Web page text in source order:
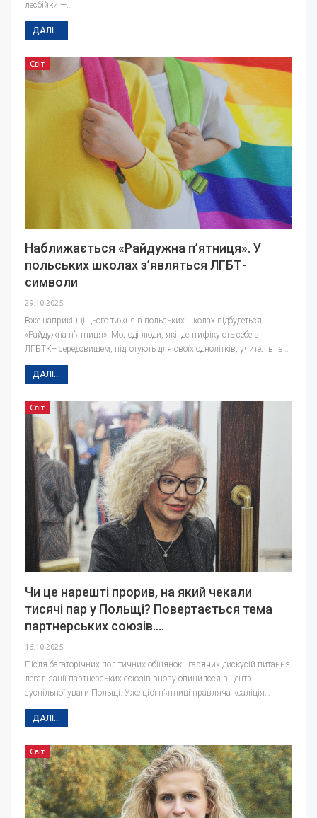
лесбійки —…
ДАЛІ...
Світ
Наближається «Райдужна п’ятниця». У
польських школах з’являться ЛГБТ-
символи
29.10.2025
Вже наприкінці цього тижня в польських школах відбудеться
«Райдужна п’ятниця». Молоді люди, які ідентифікують себе з
ЛГБТК+ середовищем, підготують для своїх однолітків, учителів та…
ДАЛІ...
Світ
Чи це нарешті прорив, на який чекали
тисячі пар у Польщі? Повертається тема
партнерських союзів.…
16.10.2025
Після багаторічних політичних обіцянок і гарячих дискусій питання
легалізації партнерських союзів знову опинилося в центрі
суспільної уваги Польщі. Уже цієї п’ятниці правляча коаліція…
ДАЛІ...
Світ